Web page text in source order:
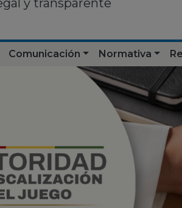
y transparente
Comunicación Normativa